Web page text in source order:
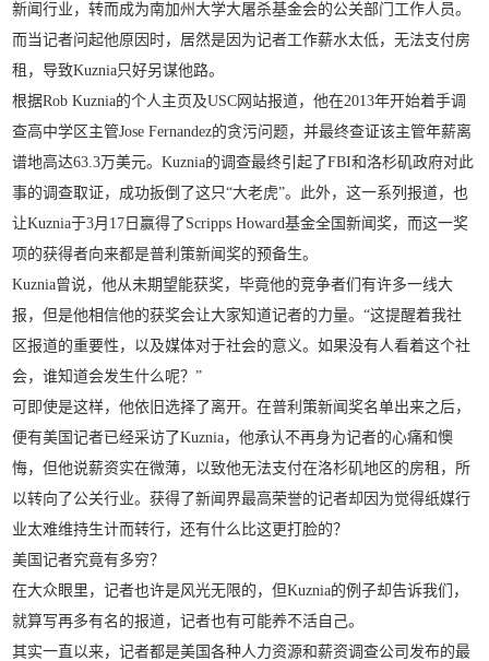
新闻行业，转而成为南加州大学大屠杀基金会的公关部门工作人员。
而当记者问起他原因时，居然是因为记者工作薪水太低，无法支付房
租，导致Kuznia只好另谋他路。
根据Rob Kuznia的个人主页及USC网站报道，他在2013年开始着手调
查高中学区主管Jose Fernandez的贪污问题，并最终查证该主管年薪离
谱地高达63.3万美元。Kuznia的调查最终引起了FBI和洛杉矶政府对此
事的调查取证，成功扳倒了这只“大老虎”。此外，这一系列报道，也
让Kuznia于3月17日赢得了Scripps Howard基金全国新闻奖，而这一奖
项的获得者向来都是普利策新闻奖的预备生。
Kuznia曾说，他从未期望能获奖，毕竟他的竞争者们有许多一线大
报，但是他相信他的获奖会让大家知道记者的力量。“这提醒着我社
区报道的重要性，以及媒体对于社会的意义。如果没有人看着这个社
会，谁知道会发生什么呢？”
可即使是这样，他依旧选择了离开。在普利策新闻奖名单出来之后，
便有美国记者已经采访了Kuznia，他承认不再身为记者的心痛和懊
悔，但他说薪资实在微薄，以致他无法支付在洛杉矶地区的房租，所
以转向了公关行业。获得了新闻界最高荣誉的记者却因为觉得纸媒行
业太难维持生计而转行，还有什么比这更打脸的？
美国记者究竟有多穷？
在大众眼里，记者也许是风光无限的，但Kuznia的例子却告诉我们，
就算写再多有名的报道，记者也有可能养不活自己。
其实一直以来，记者都是美国各种人力资源和薪资调查公司发布的最